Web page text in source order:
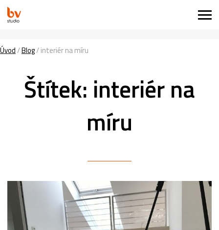
Úvod/Blog/interiér na míru
Štítek: interiér na
míru